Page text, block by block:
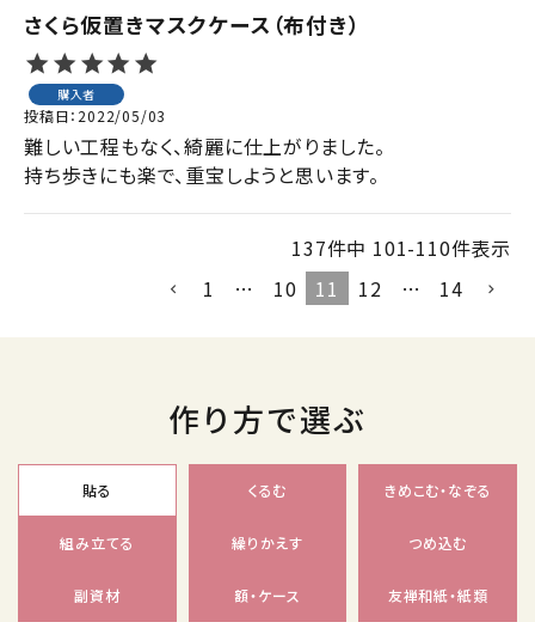
さくら仮置きマスクケース（布付き）
購入者
投稿日 2022/05/03
難しい工程もなく、綺麗に仕上がりました。
持ち歩きにも楽で、重宝しようと思います。
137件中 101-110件表示
1
… 10 11 12 … 14
作り方で選ぶ
貼る くるむ きめこむ・なぞる
組み立てる 繰りかえす つめ込む
副資材 額・ケース 友禅和紙・紙類